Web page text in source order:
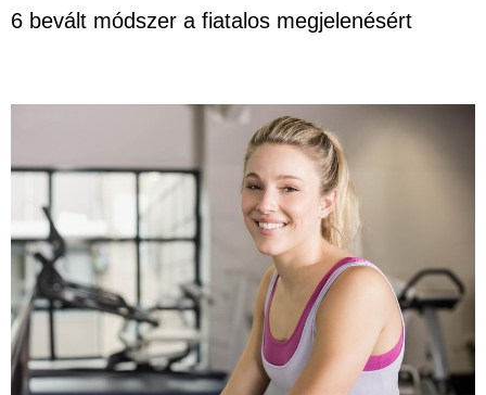
6 bevált módszer a fiatalos megjelenésért